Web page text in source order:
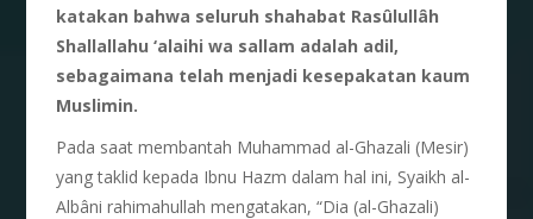
katakan bahwa seluruh shahabat Rasûlullâh
Shallallahu ‘alaihi wa sallam adalah adil,
sebagaimana telah menjadi kesepakatan kaum
Muslimin.
Pada saat membantah Muhammad al-Ghazali (Mesir)
yang taklid kepada Ibnu Hazm dalam hal ini, Syaikh al-
Albâni rahimahullah mengatakan, “Dia (al-Ghazali)